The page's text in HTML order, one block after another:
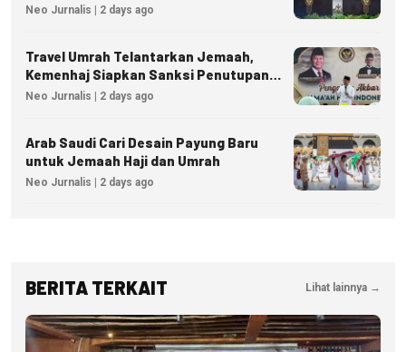
Neo Jurnalis | 2 days ago
Travel Umrah Telantarkan Jemaah,
Kemenhaj Siapkan Sanksi Penutupan
Izin hingga Pidana
Neo Jurnalis | 2 days ago
Arab Saudi Cari Desain Payung Baru
untuk Jemaah Haji dan Umrah
Neo Jurnalis | 2 days ago
BERITA TERKAIT Lihat lainnya →